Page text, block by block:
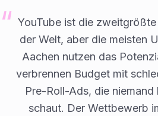
YouTube ist die zweitgrößte
der Welt, aber die meisten
Aachen nutzen das
verbrennen Budget mit
Pre-Roll-Ads, die niemand
schaut. Der Wettbewerb